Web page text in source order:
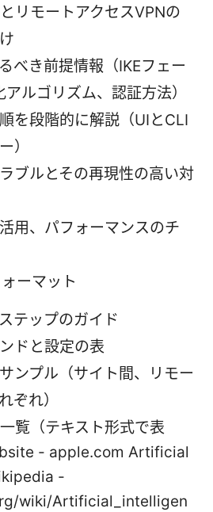
リモートアクセスVPNの
べき前提情報（IKEフェー
ルゴリズム、認証方法）
を段階的に解説（UIとCLI
）
ブルとその再現性の高い対
用、パフォーマンスのチ
ーマット
テップのガイド
ドと設定の表
ンプル（サイト間、リモー
ぞれ）
覧（テキスト形式で表
- apple.com Artificial
-
wiki/Artificial_intelligen